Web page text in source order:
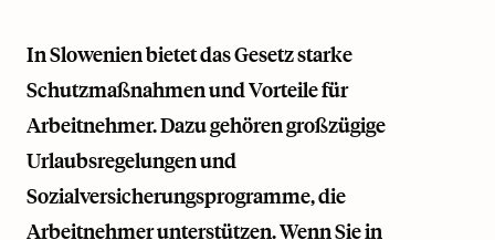
In Slowenien bietet das Gesetz starke
Schutzmaßnahmen und Vorteile für
Arbeitnehmer. Dazu gehören großzügige
Urlaubsregelungen und
Sozialversicherungsprogramme, die
Arbeitnehmer unterstützen. Wenn Sie in